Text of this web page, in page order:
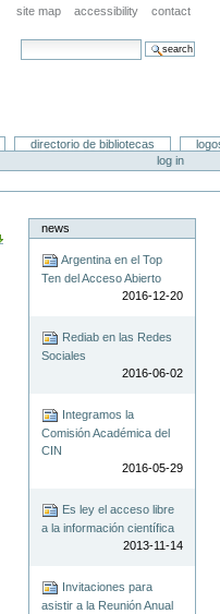
site map accessibility contact
search site
directorio de bibliotecas
log in
news
Argentina en el Top
Ten del Acceso Abierto
2016-12-20
Rediab en las Redes
Sociales
2016-06-02
Integramos la
Comisión Académica del
CIN
2016-05-29
Es ley el acceso libre
a la información científica
2013-11-14
Invitaciones para
asistir a la Reunión Anual